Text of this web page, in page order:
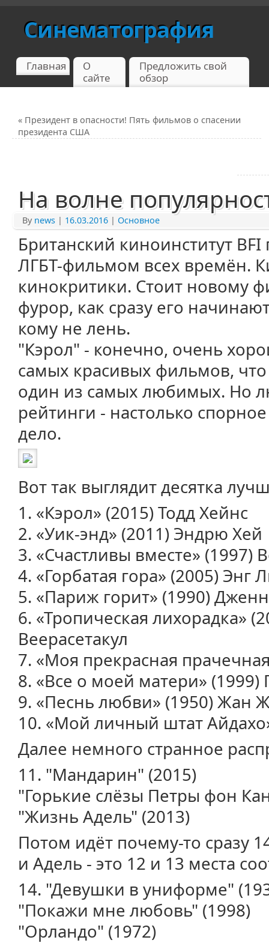
Синематография
Главная
О
сайте
Предложить свой
обзор
« Президент в опасности! Пять фильмов о спасении
президента США
На волне
By news | 16.03.2016 | Основное
Британский киноинститут
ЛГБТ-фильмом всех времён.
кинокритики. Стоит новому
фурор, как сразу его
кому не лень.
"Кэрол" - конечно, очень
самых красивых фильмов,
один из самых любимых. Но
рейтинги - настолько
дело.
Вот так выглядит десятка
1. «Кэрол» (2015) Тодд Хейнс
2. «Уик-энд» (2011) Эндрю Хей
3. «Счастливы вместе» (1997)
4. «Горбатая гора» (2005) Энг
5. «Париж горит» (1990)
6. «Тропическая лихорадка»
Веерасетакул
7. «Моя прекрасная
8. «Все о моей матери»
9. «Песнь любви» (1950) Жан
10. «Мой личный штат
Далее немного странное
11. "Мандарин" (2015)
"Горькие слёзы Петры фон
"Жизнь Адель" (2013)
Потом идёт почему-то сразу
и Адель - это 12 и 13 места
14. "Девушки в униформе"
"Покажи мне любовь" (1998)
"Орландо" (1972)